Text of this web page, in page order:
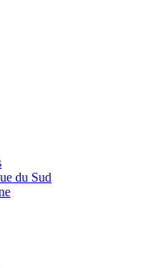
du Sud